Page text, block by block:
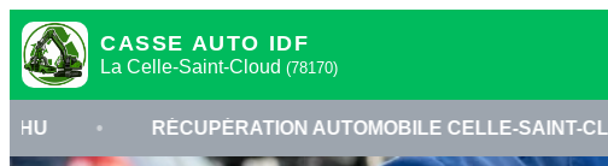
CASSE AUTO IDF
La Celle-Saint-Cloud (78170)
RÉCUPÉRATION AUTOMOBILE CELLE-SAINT-CLOUD •